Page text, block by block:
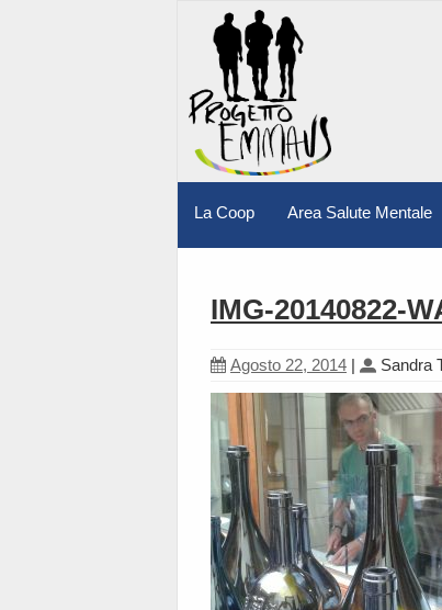
La Coop Area Salute Mentale
IMG-20140822-
Agosto 22, 2014 | Sandra